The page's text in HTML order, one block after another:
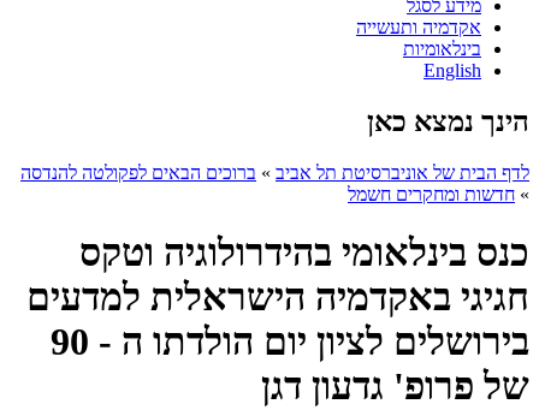
מידע לסגל
אקדמיה ותעשייה
בינלאומיות
English
הינך נמצא כאן
לדף הבית של אוניברסיטת תל אביב » ברוכים הבאים לפקולטה להנדסה
» חדשות ומחקרים חשמל
כנס בינלאומי בהידרולוגיה וטקס
חגיגי באקדמיה הישראלית למדעים
בירושלים לציון יום הולדתו ה - 90
של פרופ' גדעון דגן